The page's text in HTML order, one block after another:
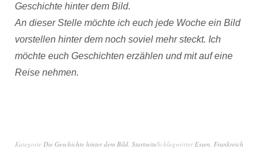
Geschichte hinter dem Bild.
An dieser Stelle möchte ich euch jede Woche ein Bild
vorstellen hinter dem noch soviel mehr steckt. Ich
möchte euch Geschichten erzählen und mit auf eine
Reise nehmen.
Kategorie Die Geschichte hinter dem Bild, StartseiteSchlagwörterEssen, Frankreich